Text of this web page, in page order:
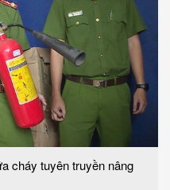
cháy tuyên truyền nâng